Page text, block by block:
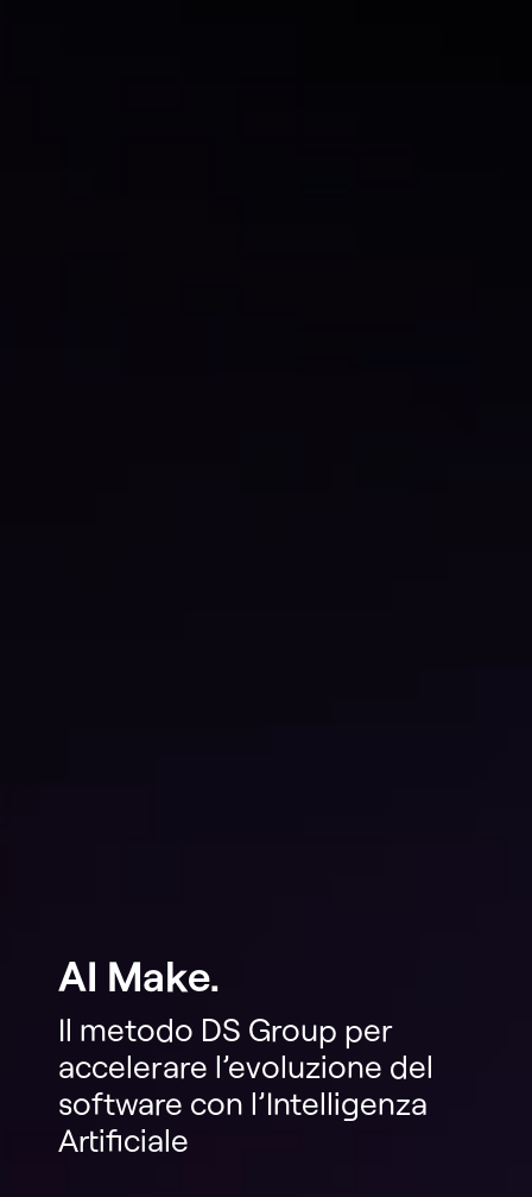
AI Make.
Il metodo DS Group per
accelerare l’evoluzione del
software con l’Intelligenza
Artificiale